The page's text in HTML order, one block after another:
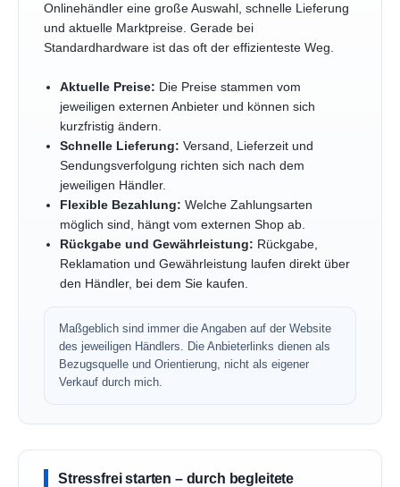
Onlinehändler eine große Auswahl, schnelle Lieferung
und aktuelle Marktpreise. Gerade bei
Standardhardware ist das oft der effizienteste Weg.
Aktuelle Preise: Die Preise stammen vom
jeweiligen externen Anbieter und können sich
kurzfristig ändern.
Schnelle Lieferung: Versand, Lieferzeit und
Sendungsverfolgung richten sich nach dem
jeweiligen Händler.
Flexible Bezahlung: Welche Zahlungsarten
möglich sind, hängt vom externen Shop ab.
Rückgabe und Gewährleistung: Rückgabe,
Reklamation und Gewährleistung laufen direkt über
den Händler, bei dem Sie kaufen.
Maßgeblich sind immer die Angaben auf der Website
des jeweiligen Händlers. Die Anbieterlinks dienen als
Bezugsquelle und Orientierung, nicht als eigener
Verkauf durch mich.
Stressfrei starten – durch begleitete